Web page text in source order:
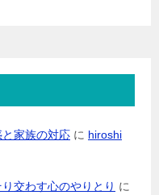
家族の対応 に hiroshi
交わす心のやりとり に